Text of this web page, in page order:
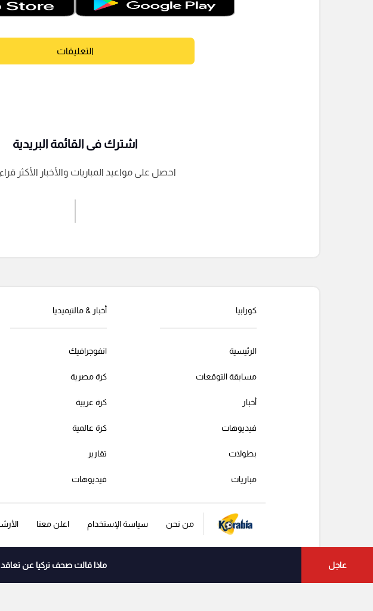
التعليقات
إرسال تعليق
اشترك فى القائمة البريدية
احصل على مواعيد المباريات والأخبار الأكثر
عاجل ماذا قالت صحف تركيا عن
كورابيا
الرئيسية
مسابقة التوقعات
أخبار
فيديوهات
بطولات
مباريات
أخبار & مالتيميديا
انفوجرافيك
كرة مصرية
كرة عربية
كرة عالمية
تقارير
فيديوهات
من نحن سياسة الإستخدام اعلن معنا